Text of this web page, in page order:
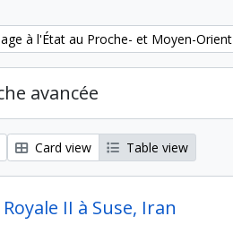
à l'État au Proche- et Moyen-Orient
avancée
Card view Table view
II à Suse, Iran